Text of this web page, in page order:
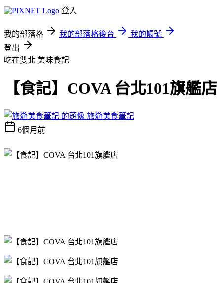
登入
我的部落格 我的部落格後台
我的帳號
登出
吃在雙北 美味食記
【食記】COVA 台北101旗艦店
旅遊美食筆記
6個月前